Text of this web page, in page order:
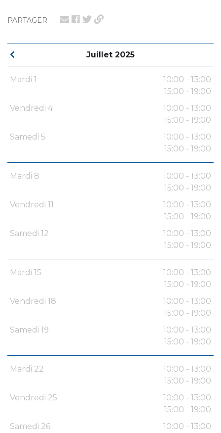
PARTAGER
Juillet 2025
Mardi 1
10:00 - 13:00
15:00 - 19:00
Vendredi 4
10:00 - 13:00
15:00 - 19:00
Samedi 5
10:00 - 13:00
15:00 - 19:00
Mardi 8
10:00 - 13:00
15:00 - 19:00
Vendredi 11
10:00 - 13:00
15:00 - 19:00
Samedi 12
10:00 - 13:00
15:00 - 19:00
Mardi 15
10:00 - 13:00
15:00 - 19:00
Vendredi 18
10:00 - 13:00
15:00 - 19:00
Samedi 19
10:00 - 13:00
15:00 - 19:00
Mardi 22
10:00 - 13:00
15:00 - 19:00
Vendredi 25
10:00 - 13:00
15:00 - 19:00
Samedi 26
10:00 - 13:00